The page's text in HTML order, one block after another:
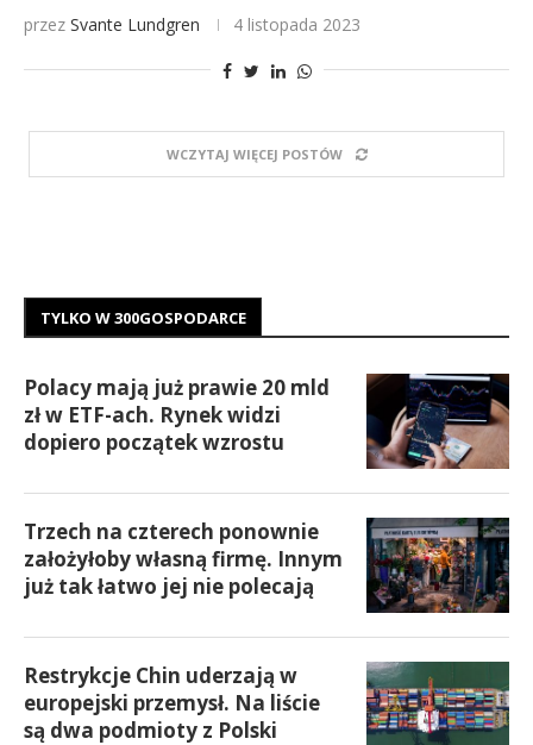
przez Svante Lundgren 4 listopada 2023
WCZYTAJ WIĘCEJ POSTÓW
TYLKO W 300GOSPODARCE
Polacy mają już prawie 20 mld
zł w ETF-ach. Rynek widzi
dopiero początek wzrostu
Trzech na czterech ponownie
założyłoby własną firmę. Innym
już tak łatwo jej nie polecają
Restrykcje Chin uderzają w
europejski przemysł. Na liście
są dwa podmioty z Polski